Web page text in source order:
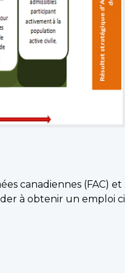
canadiennes (FAC)
à obtenir un emploi